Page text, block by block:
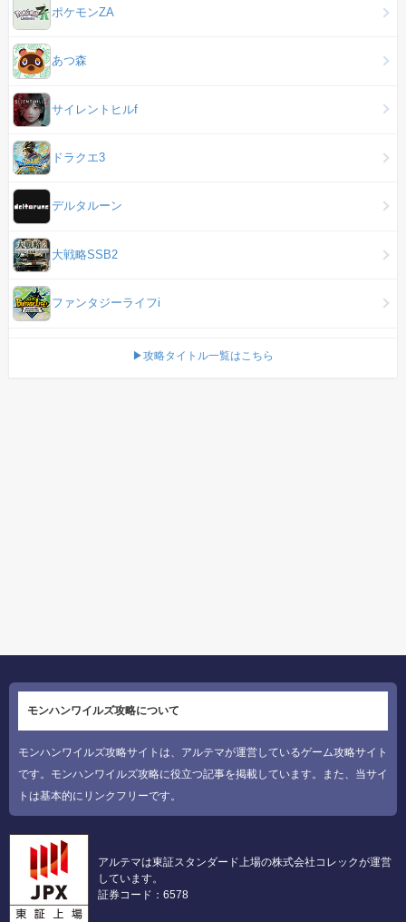
ポケモンZA
あつ森
サイレントヒルf
ドラクエ3
デルタルーン
大戦略SSB2
ファンタジーライフi
▶攻略タイトル一覧はこちら
モンハンワイルズ攻略について
モンハンワイルズ攻略サイトは、アルテマが運営しているゲーム攻略サイト
です。モンハンワイルズ攻略に役立つ記事を掲載しています。また、当サイ
トは基本的にリンクフリーです。
アルテマは東証スタンダード上場の株式会社コレックが運営
しています。
証券コード：6578